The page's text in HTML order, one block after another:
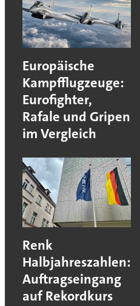
Europäische
Kampfflugzeuge:
Eurofighter,
Rafale und Gripen
im Vergleich
Renk
Halbjahreszahlen:
Auftragseingang
auf Rekordkurs